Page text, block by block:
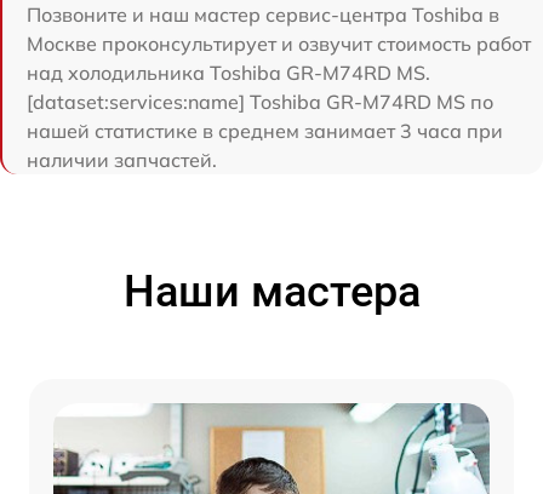
Позвоните и наш мастер сервис-центра Toshiba в
Москве проконсультирует и озвучит стоимость работ
над холодильника Toshiba GR-M74RD MS.
[dataset:services:name] Toshiba GR-M74RD MS по
нашей статистике в среднем занимает 3 часа при
наличии запчастей.
Наши мастера